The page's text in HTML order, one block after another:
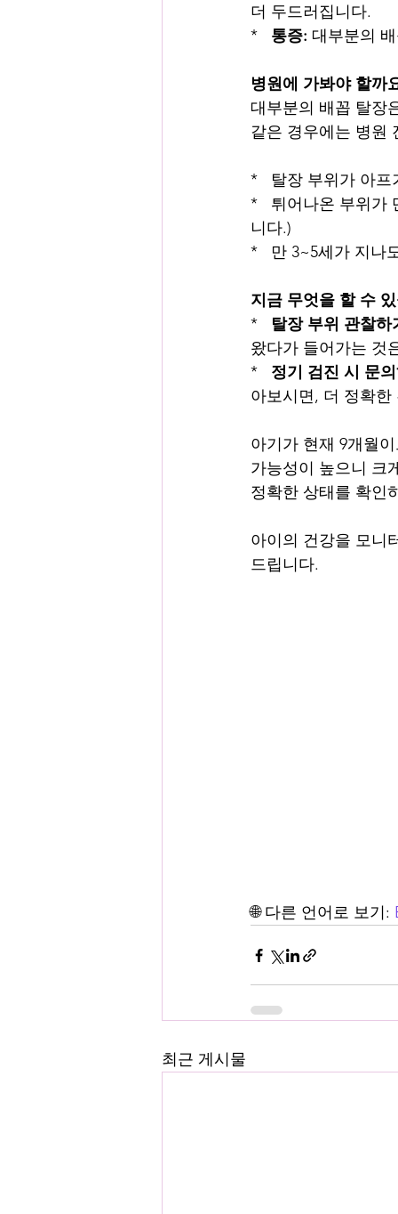
더 두드러집니다.
* 통증: 대부분의
병원에 가봐야 할까
대부분의 배꼽 탈장
같은 경우에는 병원
*   탈장 부위가 아프
*   튀어나온 부위가
니다.)
*   만 3~5세가 지나
지금 무엇을 할 수
* 탈장 부위 관찰하
왔다가 들어가는 것
* 정기 검진 시 문
아보시면, 더 정확
아기가 현재 9개월
가능성이 높으니 크
정확한 상태를 확인
아이의 건강을 모니
드립니다.
🌐 다른 언어로 보기:
최근 게시물